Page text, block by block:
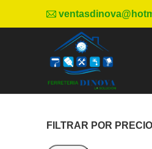
FILTRAR POR PRECIO